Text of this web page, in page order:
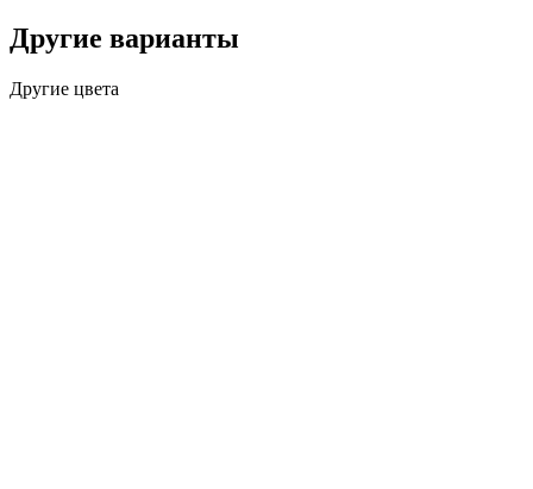
Другие варианты
Другие цвета